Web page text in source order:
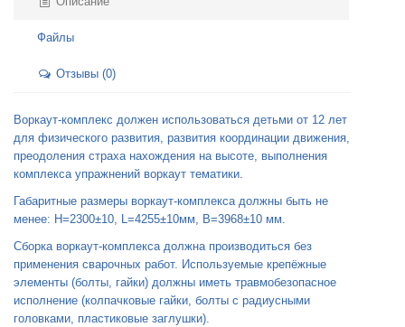
Файлы
Отзывы (0)
Воркаут-комплекс должен использоваться детьми от 12 лет
для физического развития, развития координации движения,
преодоления страха нахождения на высоте, выполнения
комплекса упражнений воркаут тематики.
Габаритные размеры воркаут-комплекса должны быть не
менее: H=2300±10, L=4255±10мм, B=3968±10 мм.
Сборка воркаут-комплекса должна производиться без
применения сварочных работ. Используемые крепёжные
элементы (болты, гайки) должны иметь травмобезопасное
исполнение (колпачковые гайки, болты с радиусными
головками, пластиковые заглушки).